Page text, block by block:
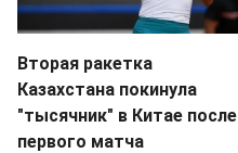
Вторая ракетка
Казахстана покинула
"тысячник" в Китае после
первого матча